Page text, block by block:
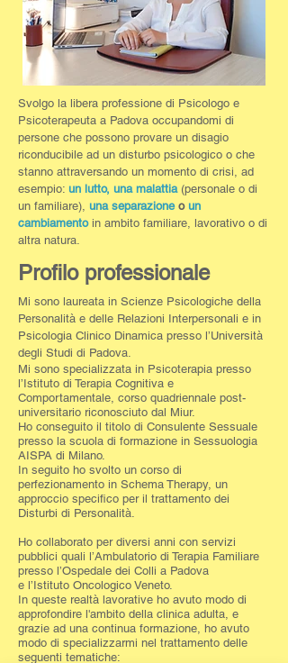
Svolgo la libera professione di Psicologo e
Psicoterapeuta a Padova occupandomi di
persone che possono provare un disagio
riconducibile ad un disturbo psicologico o che
stanno attraversando un momento di crisi, ad
esempio: un lutto, una malattia (personale o di
un familiare), una separazioneo un
cambiamento in ambito familiare, lavorativo o di
altra natura.
Profilo professionale
Mi sono laureata in Scienze Psicologiche della
Personalità e delle Relazioni Interpersonali e in
Psicologia Clinico Dinamica presso l’Università
degli Studi di Padova.
Mi sono specializzata in Psicoterapia presso
l’Istituto di Terapia Cognitiva e
Comportamentale, corso quadriennale post-
universitario riconosciuto dal Miur.
Ho conseguito il titolo di Consulente Sessuale
presso la scuola di formazione in Sessuologia
AISPA di Milano.
In seguito ho svolto un corso di
perfezionamento in Schema Therapy, un
approccio specifico per il trattamento dei
Disturbi di Personalità.
Ho collaborato per diversi anni con servizi
pubblici quali l’Ambulatorio di Terapia Familiare
presso l’Ospedale dei Colli a Padova
e l’Istituto Oncologico Veneto.
In queste realtà lavorative ho avuto modo di
approfondire l'ambito della clinica adulta, e
grazie ad una continua formazione, ho avuto
modo di specializzarmi nel trattamento delle
seguenti tematiche: